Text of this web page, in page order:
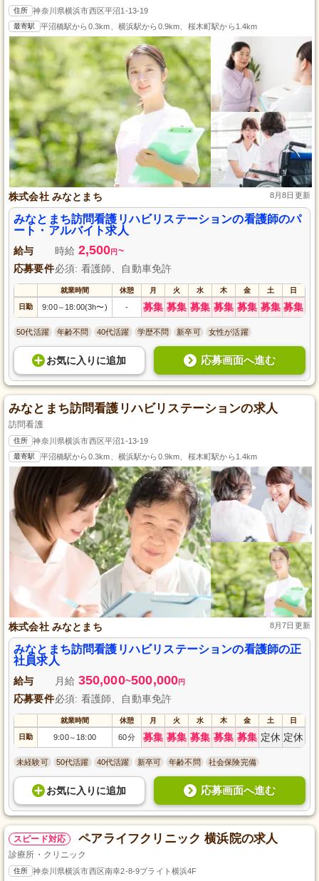
住所 神奈川県横浜市西区平沼1-13-19
最寄駅 平沼橋駅から0.3km、横浜駅から0.9km、桜木町駅から1.4km
株式会社 みなとまち 8月8日更新
みなとまち訪問看護リハビリステーションの看護師のパ
ート・アルバイト求人
給与 時給 2,500円 ~
応募要件必須: 看護師、自動車免許
就業時間 休憩 月 火 水 木 金 土 日
日勤 9:00～ 18:00(3h〜) - 募集 募集 募集 募集 募集 募集 募集
50代活躍 年齢不問 40代活躍 学歴不問 新卒可 女性が活躍
お気に入り に追加 応募画面へ進む
みなとまち訪問看護リハビリステーションの求人
訪問看護
住所 神奈川県横浜市西区平沼1-13-19
最寄駅 平沼橋駅から0.3km、横浜駅から0.9km、桜木町駅から1.4km
株式会社 みなとまち 8月7日更新
みなとまち訪問看護リハビリステーションの看護師の正
社員求人
給与 月給 350,000~500,000円
応募要件必須: 看護師、自動車免許
就業時間 休憩 月 火 水 木 金 土 日
日勤 9:00～ 18:00 60分 募集 募集 募集 募集 募集 定休 定休
未経験可 50代活躍 40代活躍 新卒可 年齢不問 社会保険完備
お気に入り に追加 応募画面へ進む
スピード対応 ペアライフクリニック 横浜院の求人
診療所・クリニック
住所 神奈川県横浜市西区南幸2-8-9ブライト横浜4F